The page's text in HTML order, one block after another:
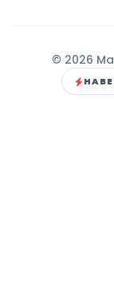
© 2026